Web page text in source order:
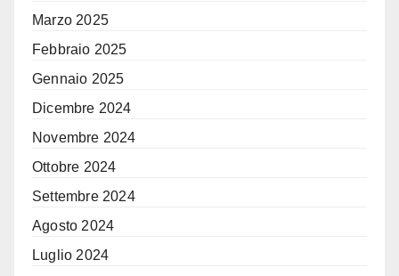
Marzo 2025
Febbraio 2025
Gennaio 2025
Dicembre 2024
Novembre 2024
Ottobre 2024
Settembre 2024
Agosto 2024
Luglio 2024